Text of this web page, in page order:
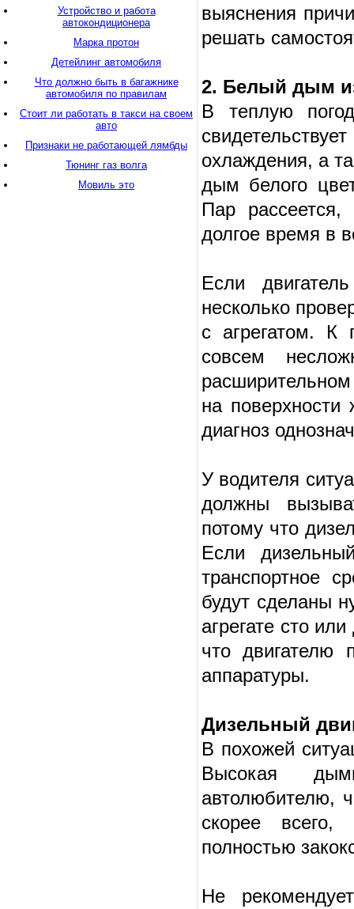
выяснения
решать
2. Белый дым
В теплую
охлаждения, а
дым белого
Пар
долгое время в
Если
несколько
с агрегатом. К
совсем
на поверхности
диагноз
У водителя
должны
потому что
Если
транспортное
будут сделаны
агрегате сто
что двигателю
аппаратуры.
Дизельный
В похожей
Высокая
автолюбителю,
скорее
полностью
Не
Устройство и работа
автокондиционера
Марка протон
Детейлинг автомобиля
Что должно быть в багажнике
автомобиля по правилам
Стоит ли работать в такси на своем
авто
Признаки не работающей лямбды
Тюнинг газ волга
Мовиль это